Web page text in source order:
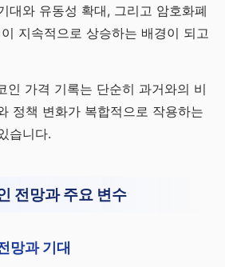
대와 유동성 확대, 그리고 암호화폐
지속적으로 상승하는 배경이 되고
인 가격 기록는 단순히 과거와의 비
정책 변화가 복합적으로 작용하는
습니다.
전망과 주요 변수
망과 기대